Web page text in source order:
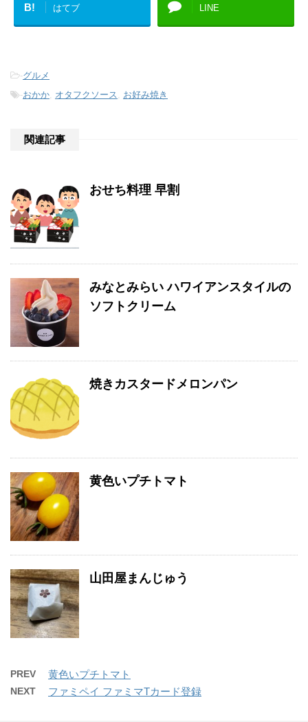
B! はてブ LINE
-グルメ
-おかか オタフクソース お好み焼き
関連記事
おせち料理 早割
みなとみらい ハワイアンスタイルの
ソフトクリーム
焼きカスタードメロンパン
黄色いプチトマト
山田屋まんじゅう
PREV 黄色いプチトマト
NEXT ファミペイ ファミマTカード登録